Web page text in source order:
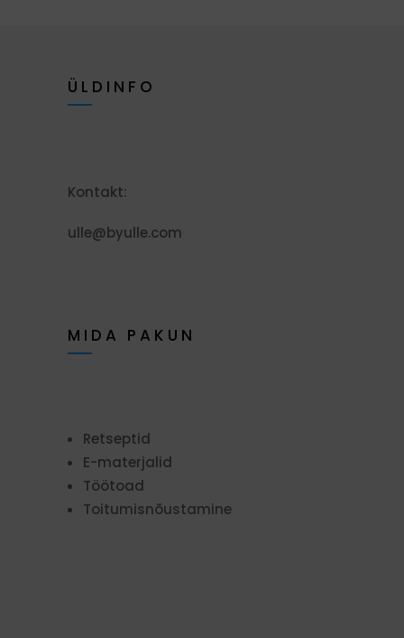
ÜLDINFO
Kontakt:
ulle@byulle.com
MIDA PAKUN
Retseptid
E-materjalid
Töötoad
Toitumisnõustamine